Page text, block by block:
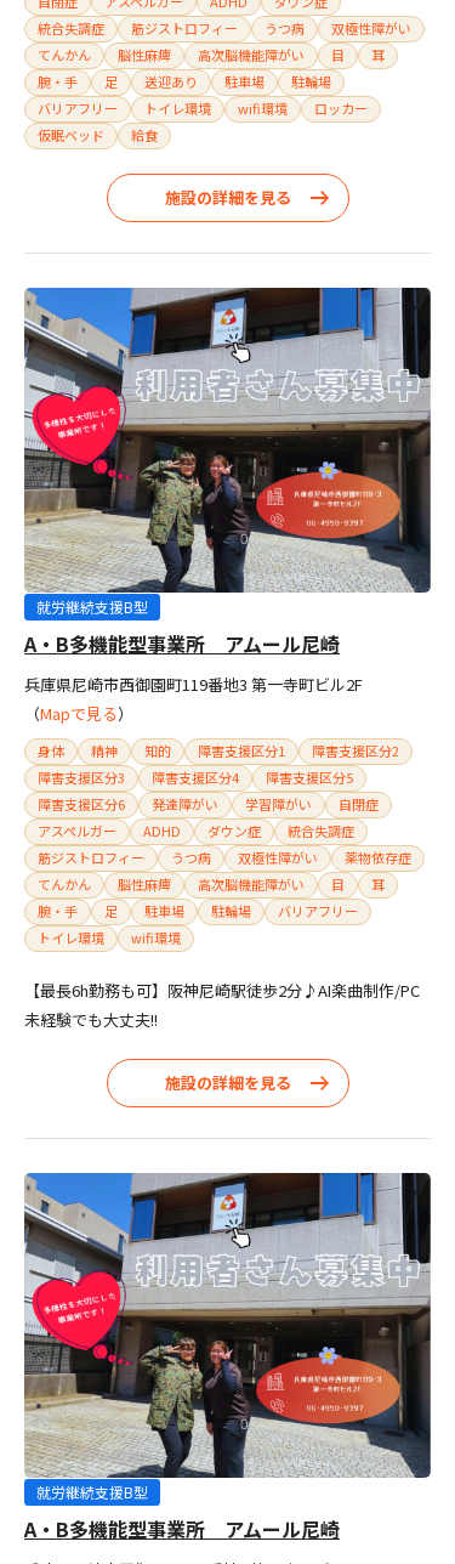
統合失調症
筋ジストロフィー うつ病
双極性障がい
てんかん
脳性麻痺 高次脳機能障がい 目
耳
腕・手
足 送迎あり 駐車場
駐輪場
バリアフリー
トイレ環境 wifi環境
ロッカー
仮眠ベッド
給食
施設の詳細を見る
就労継続支援B型
A・B多機能型事業所 アムール尼崎
兵庫県尼崎市西御園町119番地3 第一寺町ビル2F
（Mapで見る）
身体 精神 知的 障害支援区分1
障害支援区分2
障害支援区分3
障害支援区分4
障害支援区分5
障害支援区分6
発達障がい 学習障がい
自閉症
アスペルガー
ADHD ダウン症
統合失調症
筋ジストロフィー
うつ病 双極性障がい
薬物依存症
てんかん
脳性麻痺 高次脳機能障がい 目
耳
腕・手
足 駐車場 駐輪場
バリアフリー
トイレ環境
wifi環境
【最長6h勤務も可】阪神尼崎駅徒歩2分♪AI楽曲制作/PC
未経験でも大丈夫!!
施設の詳細を見る
就労継続支援B型
A・B多機能型事業所 アムール尼崎